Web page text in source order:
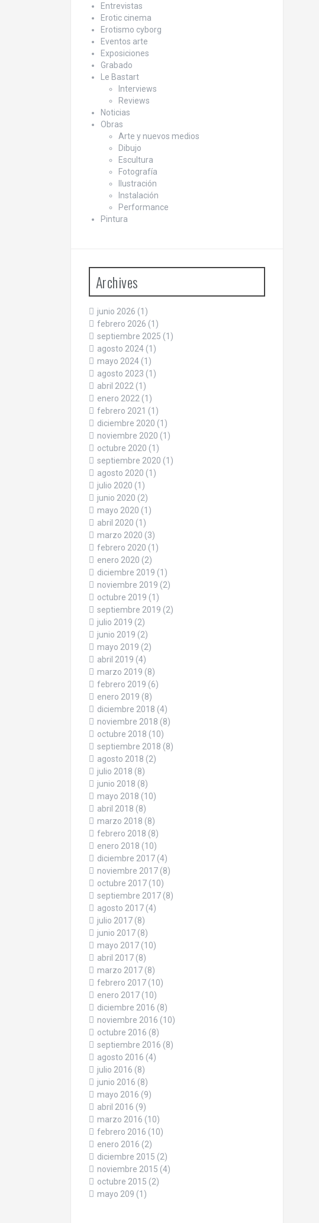
Entrevistas
Erotic cinema
Erotismo cyborg
Eventos arte
Exposiciones
Grabado
Le Bastart
Interviews
Reviews
Noticias
Obras
Arte y nuevos medios
Dibujo
Escultura
Fotografía
Ilustración
Instalación
Performance
Pintura
Archives
junio 2026 (1)
febrero 2026 (1)
septiembre 2025 (1)
agosto 2024(1)
mayo 2024(1)
agosto 2023 (1)
abril 2022(1)
enero 2022(1)
febrero 2021 (1)
diciembre 2020 (1)
noviembre 2020 (1)
octubre 2020 (1)
septiembre 2020 (1)
agosto 2020 (1)
julio 2020 (1)
junio 2020 (2)
mayo 2020 (1)
abril 2020 (1)
marzo 2020 (3)
febrero 2020 (1)
enero 2020 (2)
diciembre 2019 (1)
noviembre 2019 (2)
octubre 2019 (1)
septiembre 2019 (2)
julio 2019 (2)
junio 2019 (2)
mayo 2019 (2)
abril 2019 (4)
marzo 2019 (8)
febrero 2019 (6)
enero 2019 (8)
diciembre 2018 (4)
noviembre 2018 (8)
octubre 2018 (10)
septiembre 2018 (8)
agosto 2018 (2)
julio 2018 (8)
junio 2018 (8)
mayo 2018 (10)
abril 2018 (8)
marzo 2018 (8)
febrero 2018 (8)
enero 2018 (10)
diciembre 2017(4)
noviembre 2017(8)
octubre 2017(10)
septiembre 2017(8)
agosto 2017(4)
julio 2017(8)
junio 2017(8)
mayo 2017(10)
abril 2017(8)
marzo 2017(8)
febrero 2017(10)
enero 2017(10)
diciembre 2016 (8)
noviembre 2016 (10)
octubre 2016 (8)
septiembre 2016 (8)
agosto 2016 (4)
julio 2016 (8)
junio 2016 (8)
mayo 2016 (9)
abril 2016 (9)
marzo 2016 (10)
febrero 2016 (10)
enero 2016 (2)
diciembre 2015 (2)
noviembre 2015 (4)
octubre 2015 (2)
mayo 209 (1)